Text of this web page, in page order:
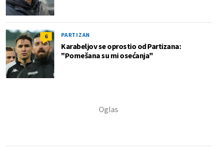
6 PARTIZAN
Karabeljov se oprostio od Partizana:
"Pomešana su mi osećanja"